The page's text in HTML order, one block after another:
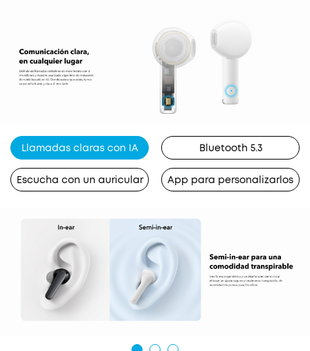
Llamadas claras con IA Bluetooth 5.3
Escucha con un auricular App para personalizarlos